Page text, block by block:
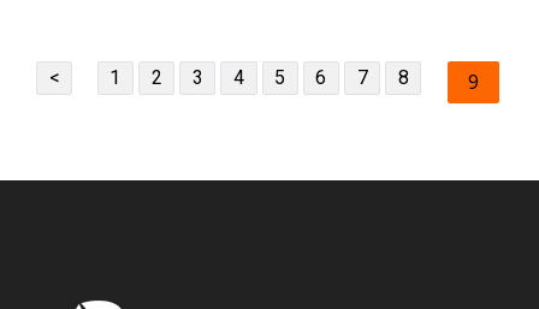
< 1 2 3 4 5 6 7 8 9